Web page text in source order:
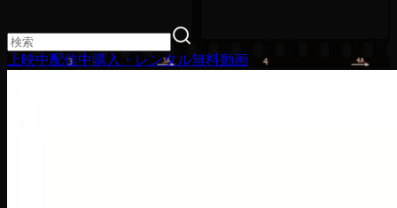
上映中配信中購入・レンタル無料動画